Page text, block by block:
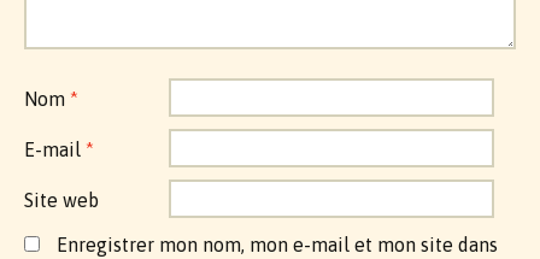
Nom *
E-mail *
Site web
Enregistrer mon nom, mon e-mail et mon site dans